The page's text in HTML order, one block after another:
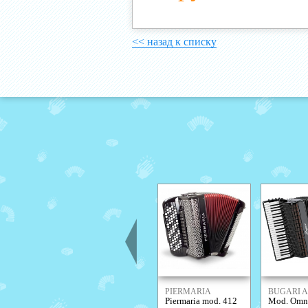
<< назад к списку
PIERMARIA
Piermaria mod. 412
BUGARI
Mod.